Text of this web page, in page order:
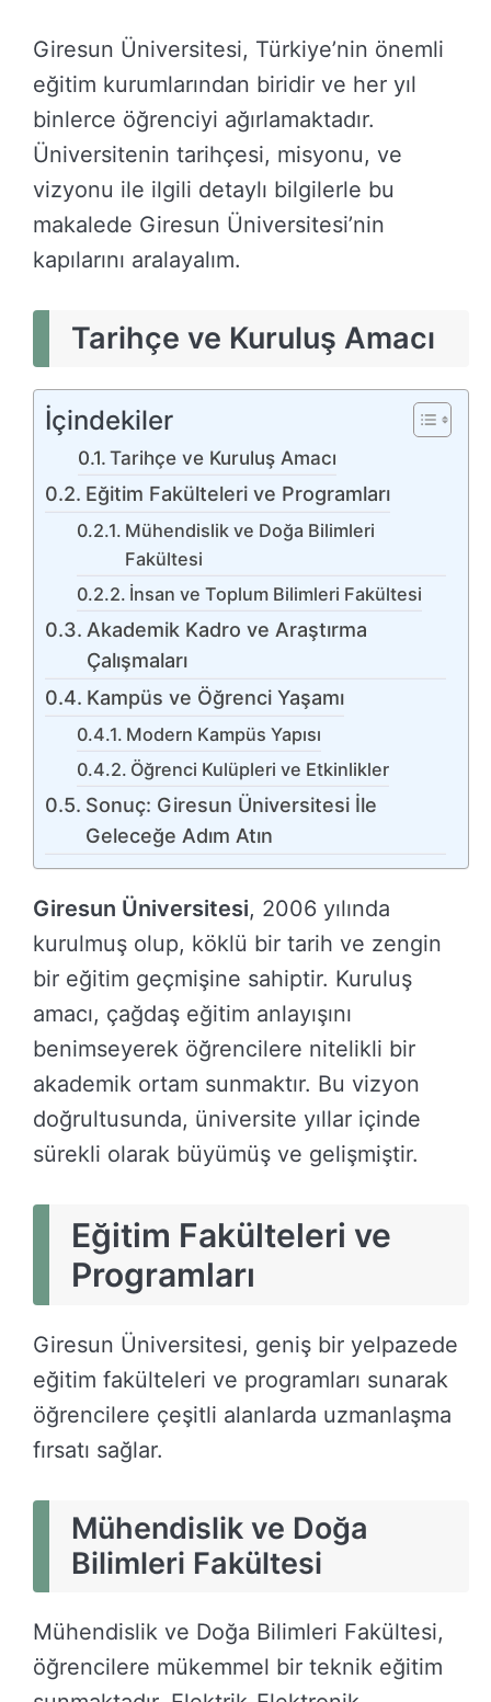
Giresun Üniversitesi, Türkiye’nin önemli
eğitim kurumlarından biridir ve her yıl
binlerce öğrenciyi ağırlamaktadır.
Üniversitenin tarihçesi, misyonu, ve
vizyonu ile ilgili detaylı bilgilerle bu
makalede Giresun Üniversitesi’nin
kapılarını aralayalım.
Tarihçe ve Kuruluş Amacı
İçindekiler
Tarihçe ve Kuruluş Amacı
Eğitim Fakülteleri ve Programları
Mühendislik ve Doğa Bilimleri
Fakültesi
İnsan ve Toplum Bilimleri Fakültesi
Akademik Kadro ve Araştırma
Çalışmaları
Kampüs ve Öğrenci Yaşamı
Modern Kampüs Yapısı
Öğrenci Kulüpleri ve Etkinlikler
Sonuç: Giresun Üniversitesi İle
Geleceğe Adım Atın
Giresun Üniversitesi, 2006 yılında
kurulmuş olup, köklü bir tarih ve zengin
bir eğitim geçmişine sahiptir. Kuruluş
amacı, çağdaş eğitim anlayışını
benimseyerek öğrencilere nitelikli bir
akademik ortam sunmaktır. Bu vizyon
doğrultusunda, üniversite yıllar içinde
sürekli olarak büyümüş ve gelişmiştir.
Eğitim Fakülteleri ve
Programları
Giresun Üniversitesi, geniş bir yelpazede
eğitim fakülteleri ve programları sunarak
öğrencilere çeşitli alanlarda uzmanlaşma
fırsatı sağlar.
Mühendislik ve Doğa
Bilimleri Fakültesi
Mühendislik ve Doğa Bilimleri Fakültesi,
öğrencilere mükemmel bir teknik eğitim